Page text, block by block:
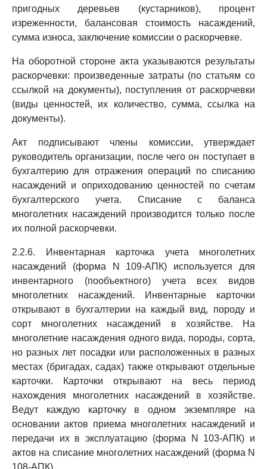
пригодных деревьев (кустарников), процент
изреженности, балансовая стоимость насаждений,
сумма износа, заключение комиссии о раскорчевке.
На оборотной стороне акта указываются результаты
раскорчевки: произведенные затраты (по статьям со
ссылкой на документы), поступления от раскорчевки
(виды ценностей, их количество, сумма, ссылка на
документы).
Акт подписывают члены комиссии, утверждает
руководитель организации, после чего он поступает в
бухгалтерию для отражения операций по списанию
насаждений и оприходованию ценностей по счетам
бухгалтерского учета. Списание с баланса
многолетних насаждений производится только после
их полной раскорчевки.
2.2.6. Инвентарная карточка учета многолетних
насаждений (форма N 109-АПК) используется для
инвентарного (пообъектного) учета всех видов
многолетних насаждений. Инвентарные карточки
открывают в бухгалтерии на каждый вид, породу и
сорт многолетних насаждений в хозяйстве. На
многолетние насаждения одного вида, породы, сорта,
но разных лет посадки или расположенных в разных
местах (бригадах, садах) также открывают отдельные
карточки. Карточки открывают на весь период
нахождения многолетних насаждений в хозяйстве.
Ведут каждую карточку в одном экземпляре на
основании актов приема многолетних насаждений и
передачи их в эксплуатацию (форма N 103-АПК) и
актов на списание многолетних насаждений (форма N
108-АПК).